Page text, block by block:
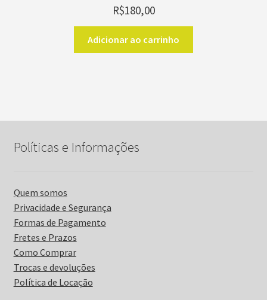
R$180,00
Adicionar ao carrinho
Políticas e Informações
Quem somos
Privacidade e Segurança
Formas de Pagamento
Fretes e Prazos
Como Comprar
Trocas e devoluções
Política de Locação